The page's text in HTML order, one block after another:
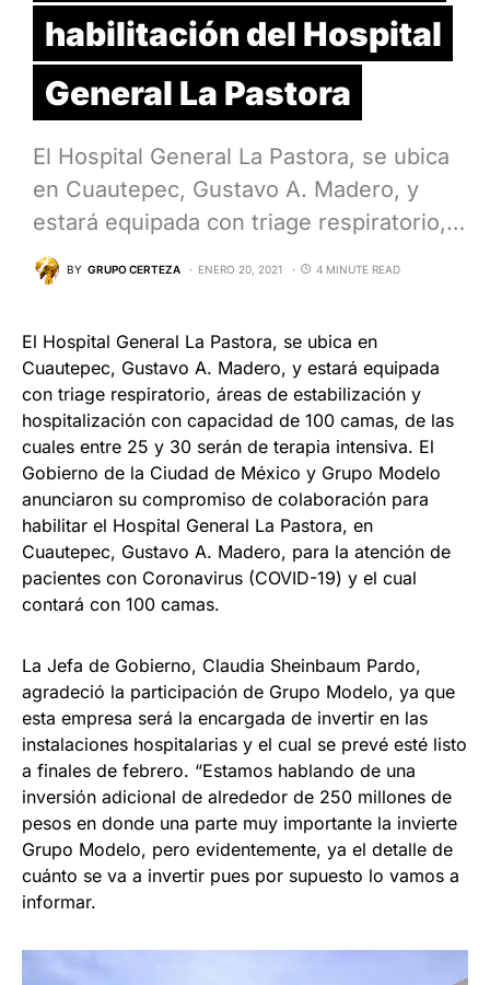
habilitación del Hospital
General La Pastora
El Hospital General La Pastora, se ubica
en Cuautepec, Gustavo A. Madero, y
estará equipada con triage respiratorio,…
BY GRUPO CERTEZA ENERO 20, 2021 4 MINUTE READ
El Hospital General La Pastora, se ubica en
Cuautepec, Gustavo A. Madero, y estará equipada
con triage respiratorio, áreas de estabilización y
hospitalización con capacidad de 100 camas, de las
cuales entre 25 y 30 serán de terapia intensiva. El
Gobierno de la Ciudad de México y Grupo Modelo
anunciaron su compromiso de colaboración para
habilitar el Hospital General La Pastora, en
Cuautepec, Gustavo A. Madero, para la atención de
pacientes con Coronavirus (COVID-19) y el cual
contará con 100 camas.
La Jefa de Gobierno, Claudia Sheinbaum Pardo,
agradeció la participación de Grupo Modelo, ya que
esta empresa será la encargada de invertir en las
instalaciones hospitalarias y el cual se prevé esté listo
a finales de febrero. “Estamos hablando de una
inversión adicional de alrededor de 250 millones de
pesos en donde una parte muy importante la invierte
Grupo Modelo, pero evidentemente, ya el detalle de
cuánto se va a invertir pues por supuesto lo vamos a
informar.